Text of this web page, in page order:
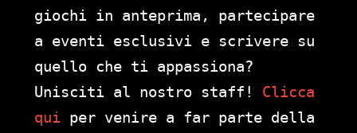
giochi in anteprima, partecipare
a eventi esclusivi e scrivere su
quello che ti appassiona?
Unisciti al nostro staff! Clicca
qui per venire a far parte della